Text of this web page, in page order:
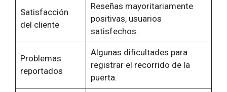
Satisfacción
del cliente
Reseñas mayoritariamente
positivas, usuarios
satisfechos.
Problemas
reportados
Algunas dificultades para
registrar el recorrido de la
puerta.